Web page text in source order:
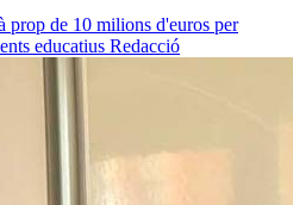
prop de 10 milions d'euros per
educatius Redacció